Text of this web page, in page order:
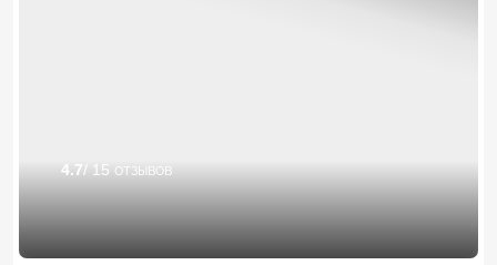
4.7/ 15 отзывов